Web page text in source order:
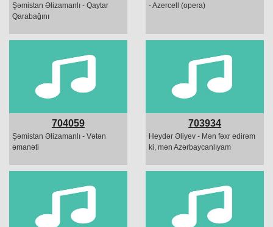
Şəmistan Əlizamanlı - Qaytar
Qarabağını
- Azercell (opera)
704059
Şəmistan Əlizamanlı - Vətən
əmanəti
703934
Heydər Əliyev - Mən fəxr edirəm
ki, mən Azərbaycanlıyam